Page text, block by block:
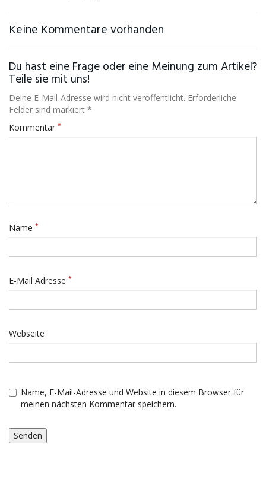
Keine Kommentare vorhanden
Du hast eine Frage oder eine Meinung zum Artikel?
Teile sie mit uns!
Deine E-Mail-Adresse wird nicht veröffentlicht. Erforderliche
Felder sind markiert *
Kommentar *
Name *
E-Mail Adresse *
Webseite
Name, E-Mail-Adresse und Website in diesem Browser für
meinen nächsten Kommentar speichern.